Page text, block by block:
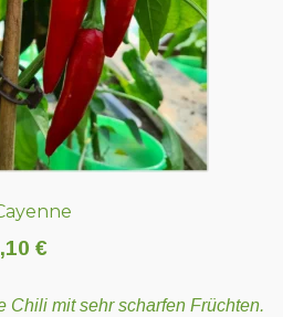
€
Chili mit sehr scharfen Früchten.